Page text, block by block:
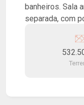
banheiros. Sala
separada, com
Ótima